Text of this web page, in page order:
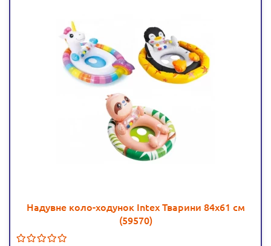
Надувне коло-ходунок Intex Тварини 84х61 см
(59570)